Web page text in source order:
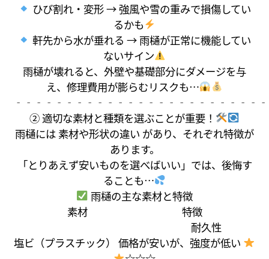
ひび割れ・変形 → 強風や雪の重みで損傷してい
るかも
軒先から水が垂れる → 雨樋が正常に機能してい
ないサイン
雨樋が壊れると、外壁や基礎部分にダメージを与
え、修理費用が膨らむリスクも…
② 適切な素材と種類を選ぶことが重要！
雨樋には 素材や形状の違い があり、それぞれ特徴が
あります。
「とりあえず安いものを選べばいい」では、後悔す
ることも…
雨樋の主な素材と特徴
素材 特徴
耐久性
塩ビ（プラスチック） 価格が安いが、強度が低い